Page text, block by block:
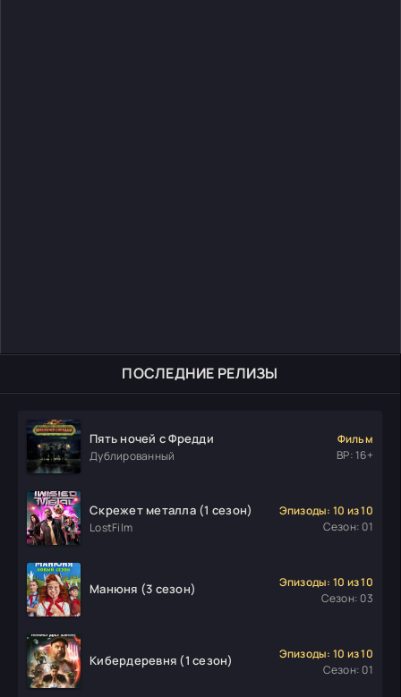
ПОСЛЕДНИЕ РЕЛИЗЫ
Пять ночей с Фредди
Дублированный
Фильм
ВР: 16+
Скрежет металла (1 сезон)
LostFilm
Эпизоды: 10 из 10
Сезон: 01
Манюня (3 сезон)
Эпизоды: 10 из 10
Сезон: 03
Кибердеревня (1 сезон)
Эпизоды: 10 из 10
Сезон: 01